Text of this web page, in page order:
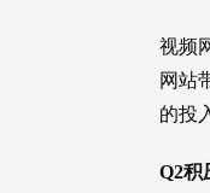
视频
网站
的投
Q2积